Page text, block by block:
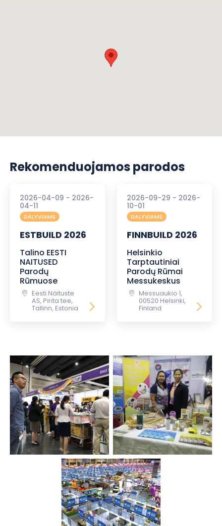
Rekomenduojamos parodos
2026-04-09 - 2026-
04-11
DALYVIAMS
ESTBUILD 2026
Talino EESTI
NAITUSED
Parodų
Rūmuose
Eesti Näituste
AS, Pirita tee,
Tallinn, Estonia
2026-09-29 - 2026-
10-01
DALYVIAMS
FINNBUILD 2026
Helsinkio
Tarptautiniai
Parodų Rūmai
Messukeskus
Messuaukio 1,
00520 Helsinki,
Finland